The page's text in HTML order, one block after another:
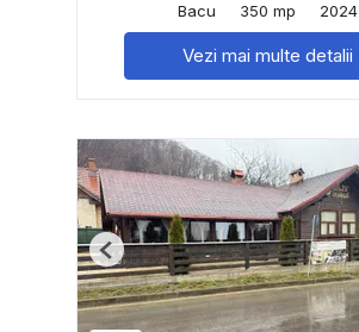
Bacu
350 mp 2024
Vezi mai multe detalii
Previous